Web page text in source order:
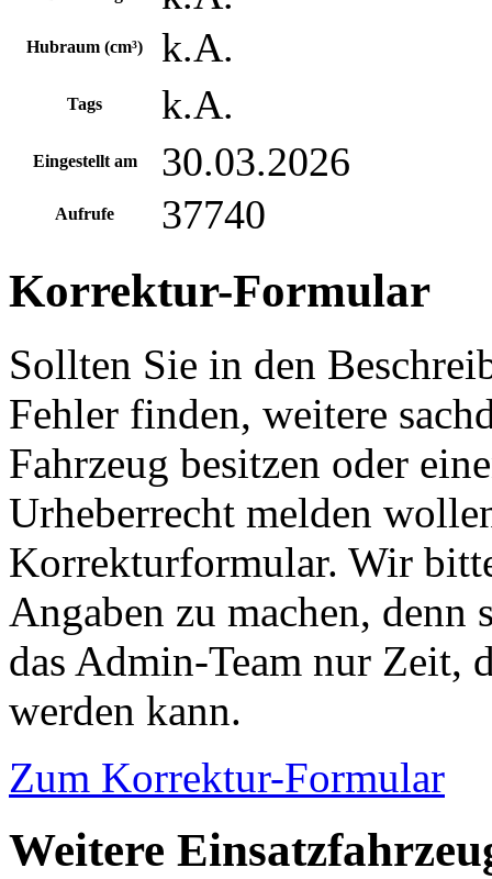
Hubraum (cm³) k.A.
Tags k.A.
Eingestellt am 30.03.2026
Aufrufe 37740
Korrektur-Formular
Sollten Sie in den
Fehler finden, weitere
Fahrzeug besitzen oder
Urheberrecht melden
Korrekturformular. Wir
Angaben zu machen,
das Admin-Team nur Zeit,
werden kann.
Zum Korrektur-Formular
Weitere